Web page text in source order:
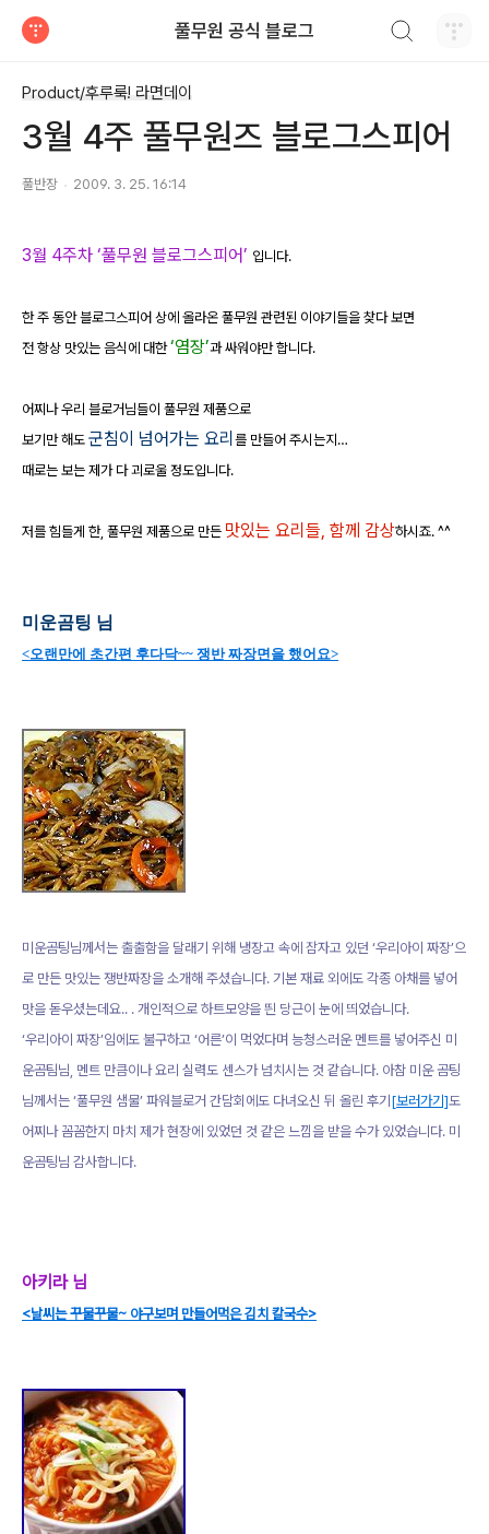
풀무원 공식 블로그
Product/후루룩! 라면데이
3월 4주 풀무원즈 블로그스피어
풀반장 2009. 3. 25. 16:14
3월 4주차 ‘풀무원 블로그스피어’ 입니다.
한 주 동안 블로그스피어 상에 올라온 풀무원 관련된 이야기들을 찾다 보면
전 항상 맛있는 음식에 대한‘염장’과 싸워야만 합니다.
어찌나 우리 블로거님들이 풀무원 제품으로
보기만 해도 군침이 넘어가는 요리 를 만들어 주시는지…
때로는 보는 제가 다 괴로울 정도입니다.
저를 힘들게 한, 풀무원 제품으로 만든 맛있는 요리들, 함께 감상하시죠. ^^
미운곰팅 님
<오랜만에 초간편 후다닥~~ 쟁반 짜장면을 했어요>
미운곰팅님께서는 출출함을 달래기 위해 냉장고 속에 잠자고 있던 ‘우리아이 짜장’으
로 만든 맛있는 쟁반짜장을 소개해 주셨습니다. 기본 재료 외에도 각종 아채를 넣어
맛을 돋우셨는데요.. . 개인적으로 하트모양을 띈 당근이 눈에 띄었습니다.
‘우리아이 짜장’임에도 불구하고 ‘어른’이 먹었다며 능청스러운 멘트를 넣어주신 미
운곰팀님, 멘트 만큼이나 요리 실력도 센스가 넘치시는 것 같습니다. 아참 미운 곰팅
님께서는 ‘풀무원 샘물’ 파워블로거 간담회에도 다녀오신 뒤 올린 후기 [보러가기]도
어찌나 꼼꼼한지 마치 제가 현장에 있었던 것 같은 느낌을 받을 수가 있었습니다. 미
운곰팅님 감사합니다.
아키라 님
<날씨는 꾸물꾸물~ 야구보며 만들어먹은 김치 칼국수>